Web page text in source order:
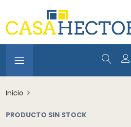
Inicio
PRODUCTO SIN STOCK